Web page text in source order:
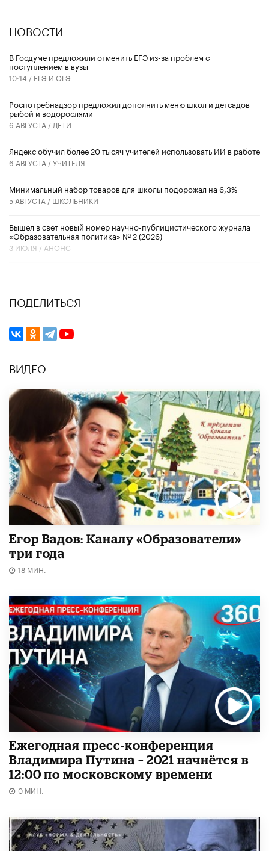
НОВОСТИ
В Госдуме предложили отменить ЕГЭ из-за проблем с
поступлением в вузы
10:14 / ЕГЭ И ОГЭ
Роспотребнадзор предложил дополнить меню школ и детсадов
рыбой и водорослями
6 АВГУСТА / ДЕТИ
​Яндекс обучил более 20 тысяч учителей использовать ИИ в работе
6 АВГУСТА /УЧИТЕЛЯ
Минимальный набор товаров для школы подорожал на 6,3%
5 АВГУСТА / ШКОЛЬНИКИ
Вышел в свет новый номер научно-публицистического журнала
«Образовательная политика» № 2 (2026)
3 ИЮЛЯ / АНОНС
ПОДЕЛИТЬСЯ
ВИДЕО
Егор Вадов: Каналу «Образователи»
три года
18 МИН.
Ежегодная пресс-конференция
Владимира Путина – 2021 начнётся в
12:00 по московскому времени
0 МИН.